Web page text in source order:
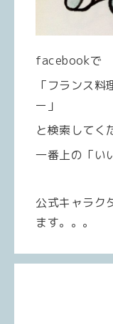
facebookで
「フランス
ー」
と検索してく
一番上の「い
公式キャラク
ます。。。